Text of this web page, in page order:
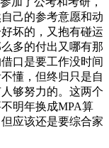
己的参考意愿和动
坏的，又抱有碰运
多的付出又哪有那
口是要工作没时间
懂，但终归只是自
够努力的。这两个
明年换成MPA算
应该还是要综合家